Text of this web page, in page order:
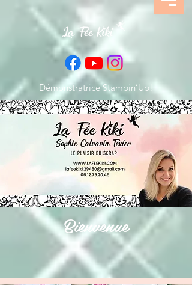
Démonstratrice Stampin’Up!
Bienvenue